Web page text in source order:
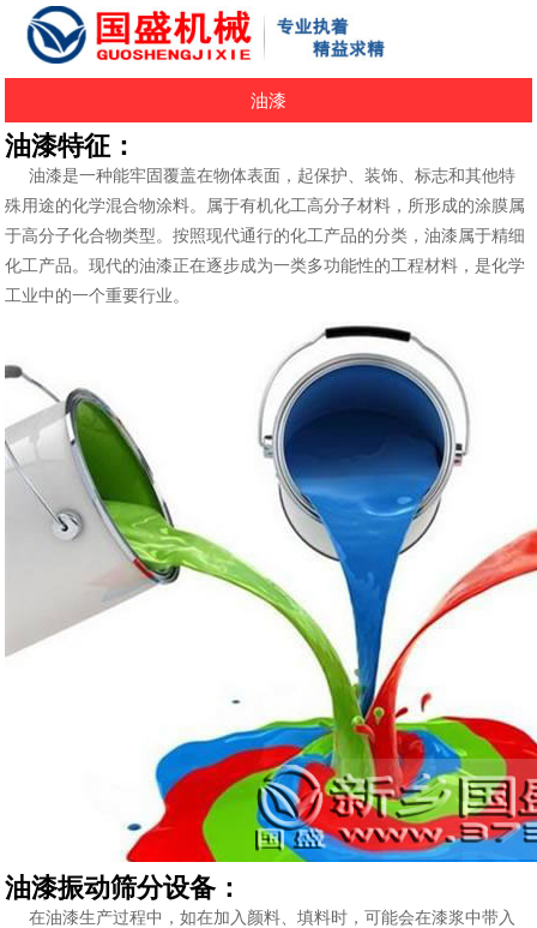
油漆
油漆特征：
油漆是一种能牢固覆盖在物体表面，起保护、装饰、标志和其他特
殊用途的化学混合物涂料。属于有机化工高分子材料，所形成的涂膜属
于高分子化合物类型。按照现代通行的化工产品的分类，油漆属于精细
化工产品。现代的油漆正在逐步成为一类多功能性的工程材料，是化学
工业中的一个重要行业。
油漆振动筛分设备：
在油漆生产过程中，如在加入颜料、填料时，可能会在漆浆中带入